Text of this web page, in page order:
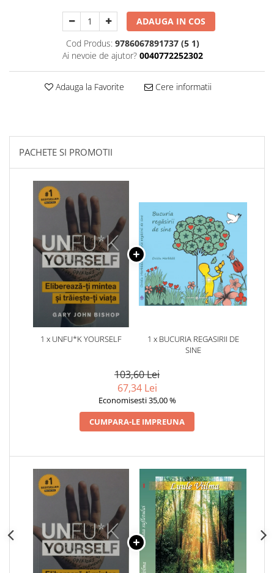
ADAUGA IN COS
Cod Produs: 9786067891737 (5 1)
Ai nevoie de ajutor? 0040772252302
Adauga la Favorite Cere informatii
PACHETE SI PROMOTII
1 x UNFU*K YOURSELF
1 x BUCURIA REGASIRII DE
SINE
103,60 Lei
67,34 Lei
Economisesti 35,00 %
CUMPARA-LE IMPREUNA